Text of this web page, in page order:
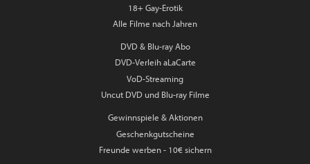
18+ Gay-Erotik
Alle Filme nach Jahren
DVD & Blu-ray Abo
DVD-Verleih aLaCarte
VoD-Streaming
Uncut DVD und Blu-ray Filme
Gewinnspiele & Aktionen
Geschenkgutscheine
Freunde werben - 10€ sichern